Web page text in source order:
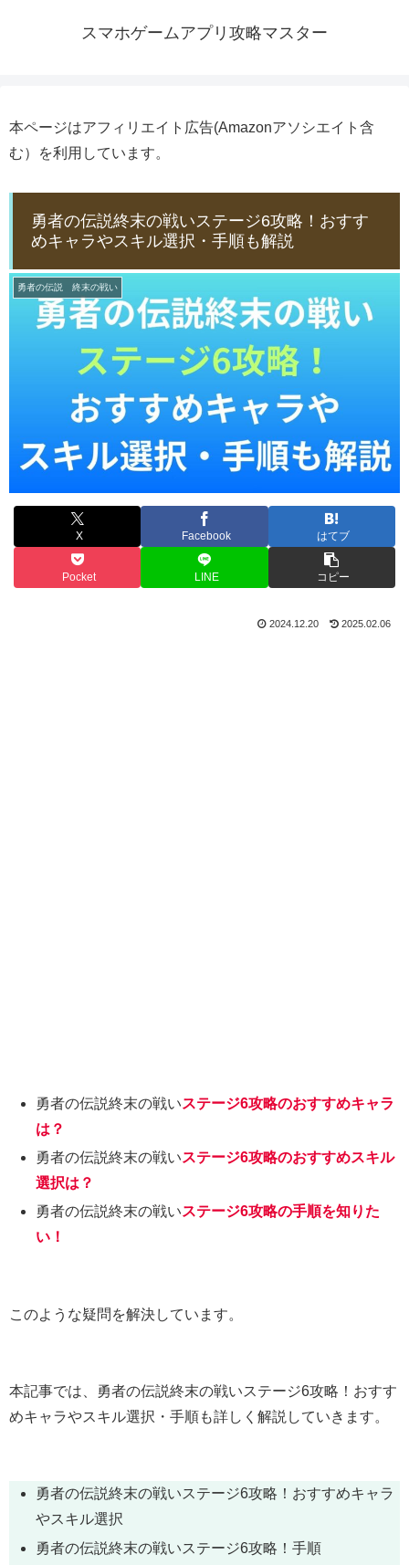
スマホゲームアプリ攻略マスター
本ページはアフィリエイト広告(Amazonアソシエイト含
む）を利用しています。
勇者の伝説終末の戦いステージ6攻略！おすす
めキャラやスキル選択・手順も解説
勇者の伝説 終末の戦い
X Facebook はてブ
Pocket LINE コピー
2024.12.20 2025.02.06
勇者の伝説終末の戦いステージ6攻略のおすすめキャラ
は？
勇者の伝説終末の戦いステージ6攻略のおすすめスキル
選択は？
勇者の伝説終末の戦いステージ6攻略の手順を知りた
い！
このような疑問を解決しています。
本記事では、勇者の伝説終末の戦いステージ6攻略！おすす
めキャラやスキル選択・手順も詳しく解説していきます。
勇者の伝説終末の戦いステージ6攻略！おすすめキャラ
やスキル選択
勇者の伝説終末の戦いステージ6攻略！手順